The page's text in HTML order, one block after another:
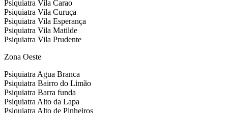
Psiquiatra Vila Carao
Psiquiatra Vila Curuça
Psiquiatra Vila Esperança
Psiquiatra Vila Matilde
Psiquiatra Vila Prudente
Zona Oeste
Psiquiatra Agua Branca
Psiquiatra Bairro do Limão
Psiquiatra Barra funda
Psiquiatra Alto da Lapa
Psiquiatra Alto de Pinheiros